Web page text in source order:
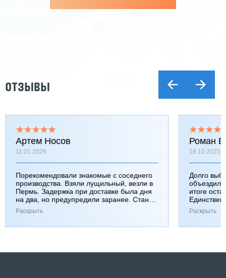
ОТЗЫВЫ
Артем Носов
11.01.2026
Порекомендовали знакомые с соседнего
производства. Взяли лущильный, везли в
Пермь. Задержка при доставке была дня
на два, но предупредили заранее. Станок
работает хорошо, к качеству вопросов нет.
Раскрыть
Роман
18.10.2025
Долго
итоге
Раскрыть